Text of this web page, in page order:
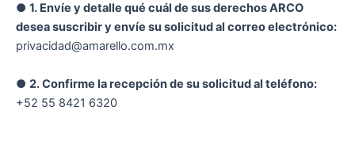
● 1. Envíe y detalle qué cuál de sus derechos ARCO
desea suscribir y envíe su solicitud al correo electrónico:
privacidad@amarello.com.mx
● 2. Confirme la recepción de su solicitud al teléfono:
+52 55 8421 6320